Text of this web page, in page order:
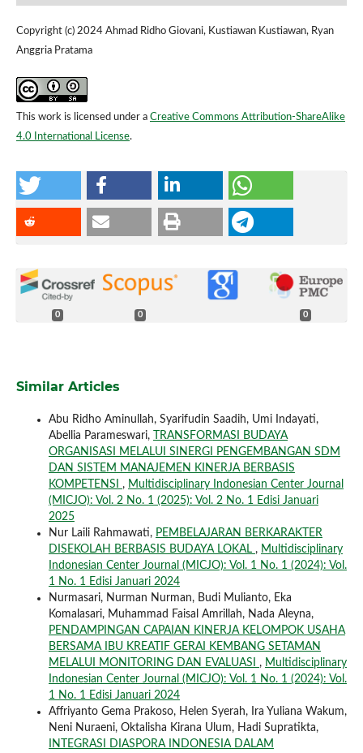
Copyright (c) 2024 Ahmad Ridho Giovani, Kustiawan Kustiawan, Ryan
Anggria Pratama
This work is licensed under a Creative Commons Attribution-ShareAlike
4.0 International License.
0 0 0
Similar Articles
Abu Ridho Aminullah, Syarifudin Saadih, Umi Indayati,
Abellia Parameswari,
TRANSFORMASI BUDAYA
ORGANISASI MELALUI SINERGI PENGEMBANGAN SDM
DAN SISTEM MANAJEMEN KINERJA BERBASIS
KOMPETENSI , Multidisciplinary Indonesian Center Journal
(MICJO): Vol. 2 No. 1 (2025): Vol. 2 No. 1 Edisi Januari
2025
Nur Laili Rahmawati, PEMBELAJARAN BERKARAKTER
DISEKOLAH BERBASIS BUDAYA LOKAL , Multidisciplinary
Indonesian Center Journal (MICJO): Vol. 1 No. 1 (2024): Vol.
1 No. 1 Edisi Januari 2024
Nurmasari, Nurman Nurman, Budi Mulianto, Eka
Komalasari, Muhammad Faisal Amrillah, Nada Aleyna,
PENDAMPINGAN CAPAIAN KINERJA KELOMPOK USAHA
BERSAMA IBU KREATIF GERAI KEMBANG SETAMAN
MELALUI MONITORING DAN EVALUASI , Multidisciplinary
Indonesian Center Journal (MICJO): Vol. 1 No. 1 (2024): Vol.
1 No. 1 Edisi Januari 2024
Affriyanto Gema Prakoso, Helen Syerah, Ira Yuliana Wakum,
Neni Nuraeni, Oktalisha Kirana Ulum, Hadi Supratikta,
INTEGRASI DIASPORA INDONESIA DALAM